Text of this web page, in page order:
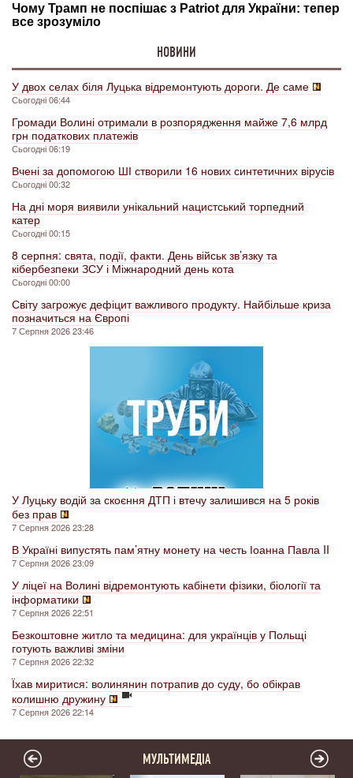
НОВИНИ
У двох селах біля Луцька відремонтують дороги. Де саме
Сьогодні 06:44
Громади Волині отримали в розпорядження майже 7,6 млрд
грн податкових платежів
Сьогодні 06:19
Вчені за допомогою ШІ створили 16 нових синтетичних вірусів
Сьогодні 00:32
На дні моря виявили унікальний нацистський торпедний
катер
Сьогодні 00:15
8 серпня: свята, події, факти. День військ зв’язку та
кібербезпеки ЗСУ і Міжнародний день кота
Сьогодні 00:00
Світу загрожує дефіцит важливого продукту. Найбільше криза
позначиться на Європі
7 Серпня 2026 23:46
У Луцьку водій за скоєння ДТП і втечу залишився на 5 років
без прав
7 Серпня 2026 23:28
В Україні випустять пам’ятну монету на честь Іоанна Павла II
7 Серпня 2026 23:09
У ліцеї на Волині відремонтують кабінети фізики, біології та
інформатики
7 Серпня 2026 22:51
Безкоштовне житло та медицина: для українців у Польщі
готують важливі зміни
7 Серпня 2026 22:32
Їхав миритися: волинянин потрапив до суду, бо обікрав
колишню дружину
7 Серпня 2026 22:14
МУЛЬТИМЕДІА